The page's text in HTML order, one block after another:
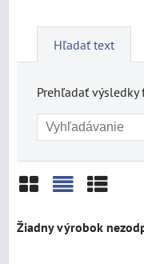
Hľadať text
Prehľadať
Mriežka